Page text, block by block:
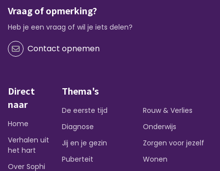
Vraag of opmerking?
Heb je een vraag of wil je iets delen?
Contact opnemen
Direct
naar
Home
Verhalen uit
het hart
Over Sophi
Thema's
De eerste tijd
Diagnose
Jij en je gezin
Puberteit
Rouw & Verlies
Onderwijs
Zorgen voor jezelf
Wonen